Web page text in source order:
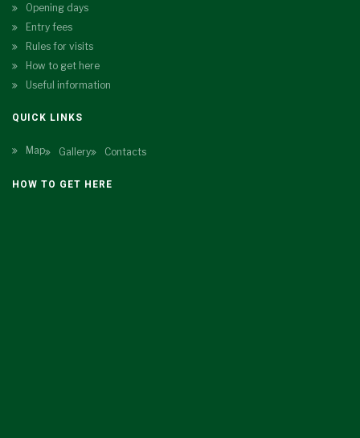
Opening days
Entry fees
Rules for visits
How to get here
Useful information
QUICK LINKS
Map Gallery Contacts
HOW TO GET HERE